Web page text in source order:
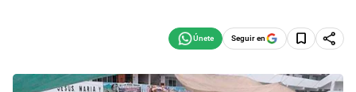
Seguir en